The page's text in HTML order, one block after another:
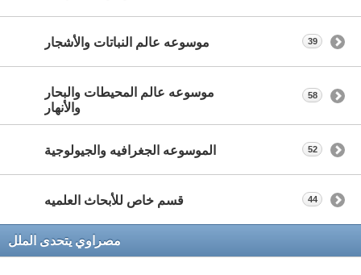
موسوعه عالم النباتات والأشجار 39
موسوعه عالم المحيطات والبحار
والأنهار
58
الموسوعه الجغرافيه والجيولوجية 52
قسم خاص للأبحاث العلميه 44
مصراوي يتحدى الملل